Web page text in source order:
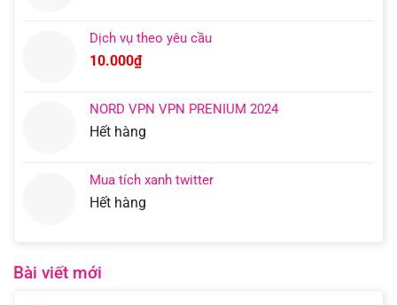
Dịch vụ theo yêu cầu
10.000₫
NORD VPN VPN PRENIUM 2024
Hết hàng
Mua tích xanh twitter
Hết hàng
Bài viết mới